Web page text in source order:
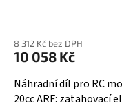
8 312 Kč bez DPH
10 058 Kč
Náhradní díl pro RC
20cc ARF: zatahovací